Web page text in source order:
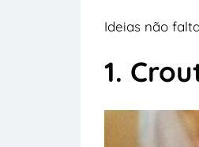
Ideias não
1.